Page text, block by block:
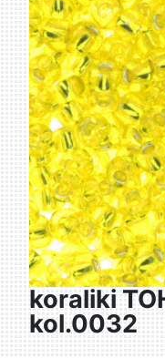
koraliki
kol.0032